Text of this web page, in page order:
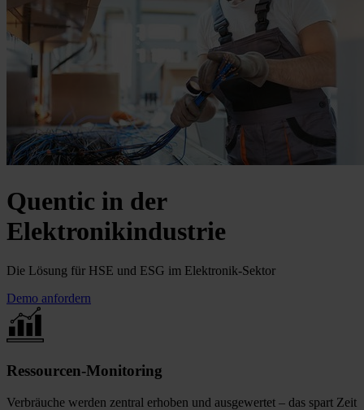
Quentic in der
Elektronikindustrie
Die Lösung für HSE und ESG im Elektronik-Sektor
Demo anfordern
Ressourcen-Monitoring
Verbräuche werden zentral erhoben und ausgewertet – das spart Zeit